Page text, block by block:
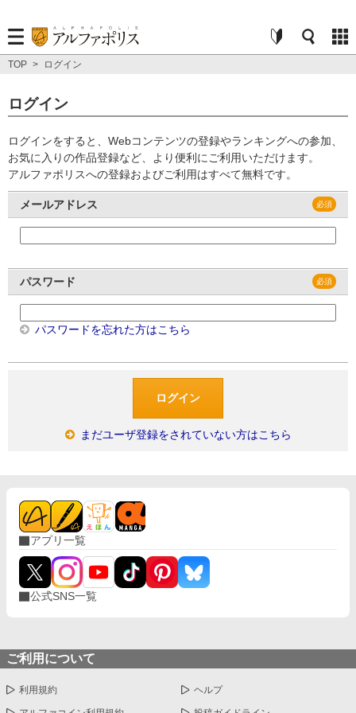
TOP > ログイン
ログイン
ログインをすると、Webコンテンツの登録やランキングへの参加、
お気に入りの作品登録など、より便利にご利用いただけます。
アルファポリスへの登録およびご利用はすべて無料です。
メールアドレス
パスワード
パスワードを忘れた方はこちら
まだユーザ登録をされていない方はこちら
アプリ一覧
公式SNS一覧
ご利用について
利用規約 ヘルプ